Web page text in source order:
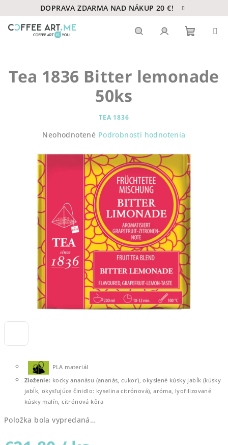
na
obsah
DOPRAVA ZDARMA NAD NÁKUP 20 €!
košík
PLA materiál
Zloženie: kocky ananásu (ananás, cukor), okyslené kúsky jabĺk (kúsky
jabĺk, okysľujúce činidlo: kyselina citrónová), aróma, lyofilizované
kúsky malín, citrónová kôra
Položka bola vypredaná…
Tea 1836 Bitter lemonade
50ks
TEA 1836
Priemerné
produktu
je
0,0
z
5
hviezdičiek.
Neohodnotené Podrobnosti hodnotenia